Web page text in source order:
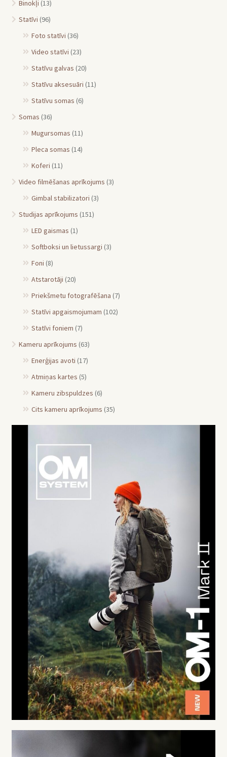
Binokļi (13)
Statīvi (96)
Foto statīvi (36)
Video statīvi (23)
Statīvu galvas (20)
Statīvu aksesuāri (11)
Statīvu somas (6)
Somas (36)
Mugursomas (11)
Pleca somas (14)
Koferi (11)
Video filmēšanas aprīkojums (3)
Gimbal stabilizatori (3)
Studijas aprīkojums (151)
LED gaismas (1)
Softboksi un lietussargi (3)
Foni (8)
Atstarotāji (20)
Priekšmetu fotografēšana (7)
Statīvi apgaismojumam (102)
Statīvi foniem (7)
Kameru aprīkojums (63)
Enerģijas avoti (17)
Atmiņas kartes (5)
Kameru zibspuldzes (6)
Cits kameru aprīkojums (35)